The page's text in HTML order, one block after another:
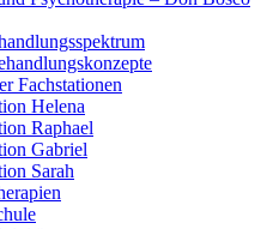
Fachstationen
Helena
Raphael
Gabriel
Sarah